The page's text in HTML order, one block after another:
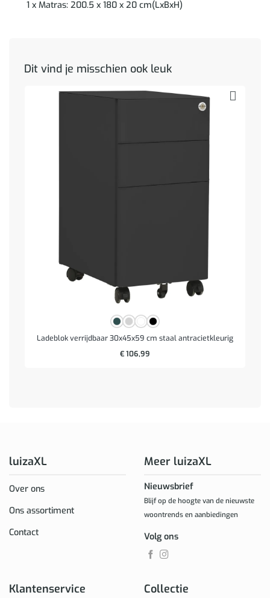
1 x Matras: 200.5 x 180 x 20 cm(LxBxH)
Dit vind je misschien ook leuk
Ladeblok verrijdbaar 30x45x59 cm staal antracietkleurig
€106,99
luizaXL
Over ons
Ons assortiment
Contact
Klantenservice Collectie
Meer luizaXL
Nieuwsbrief
Blijf op de hoogte van de nieuwste
woontrends en aanbiedingen
Volg ons